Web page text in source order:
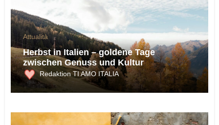
Attualità
Herbst in Italien – goldene Tage
zwischen Genuss und Kultur
Redaktion TI AMO ITALIA